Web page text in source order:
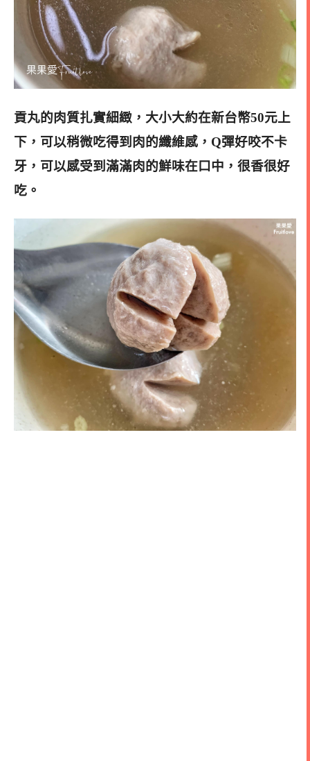
貢丸的肉質扎實細緻，大小大約在新台幣50元上
下，可以稍微吃得到肉的纖維感，Q彈好咬不卡
牙，可以感受到滿滿肉的鮮味在口中，很香很好
吃。